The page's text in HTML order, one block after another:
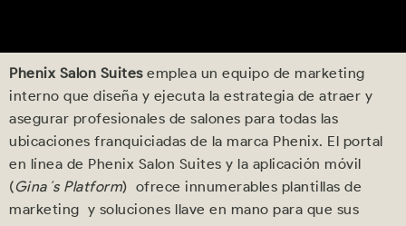
Phenix Salon Suitesemplea un equipo de marketing
interno que diseña y ejecuta la estrategia de atraer y
asegurar profesionales de salones para todas las
ubicaciones franquiciadas de la marca Phenix. El portal
en línea de Phenix Salon Suites y la aplicación móvil
(Gina´s Platform) ofrece innumerables plantillas de
marketing y soluciones llave en mano para que sus